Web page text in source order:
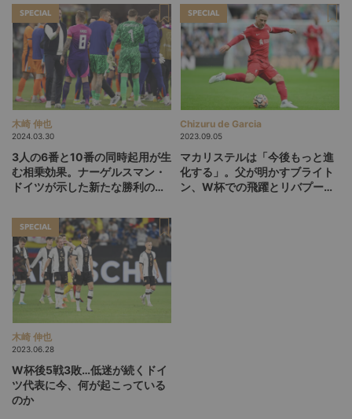
SPECIAL
木崎 伸也
2024.03.30
3人の6番と10番の同時起用が生
む相乗効果。ナーゲルスマン・
ドイツが示した新たな勝利の方
SPECIAL
Chizuru de Garcia
2023.09.05
マカリステルは「今後もっと進
化する」。父が明かすブライト
ン、W杯での飛躍とリバプール
SPECIAL
木崎 伸也
2023.06.28
W杯後5戦3敗…低迷が続くドイ
ツ代表に今、何が起こっている
のか